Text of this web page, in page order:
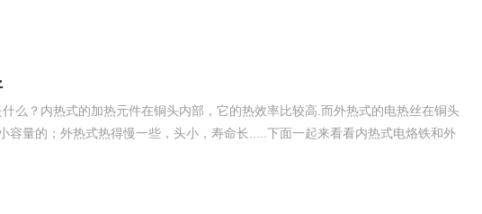
么？内热式的加热元件在铜头内部，它的热效率比较高.而外热式的电热丝在铜头
量的；外热式热得慢一些，头小，寿命长.....下面一起来看看内热式电烙铁和外